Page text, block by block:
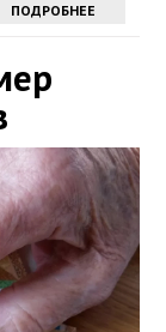
ПОДРОБНЕЕ